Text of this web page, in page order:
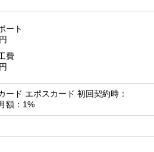
ート
費
ード エポスカード 初回契約時：
額：1%